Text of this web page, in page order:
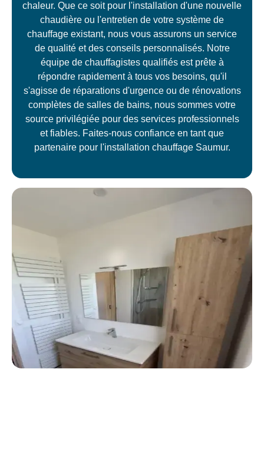
chaleur. Que ce soit pour l'installation d'une nouvelle
chaudière ou l'entretien de votre système de
chauffage existant, nous vous assurons un service
de qualité et des conseils personnalisés. Notre
équipe de chauffagistes qualifiés est prête à
répondre rapidement à tous vos besoins, qu'il
s'agisse de réparations d'urgence ou de rénovations
complètes de salles de bains, nous sommes votre
source privilégiée pour des services professionnels
et fiables. Faites-nous confiance en tant que
partenaire pour l'installation chauffage Saumur.